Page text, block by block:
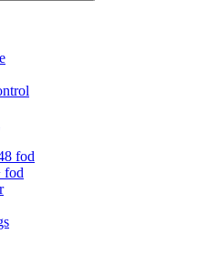
fod
fod